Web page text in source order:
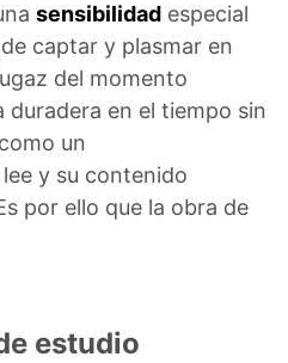
sensibilidad especial
captar y plasmar en
del momento
en el tiempo sin
un
lee y su contenido
por ello que la obra de
estudio